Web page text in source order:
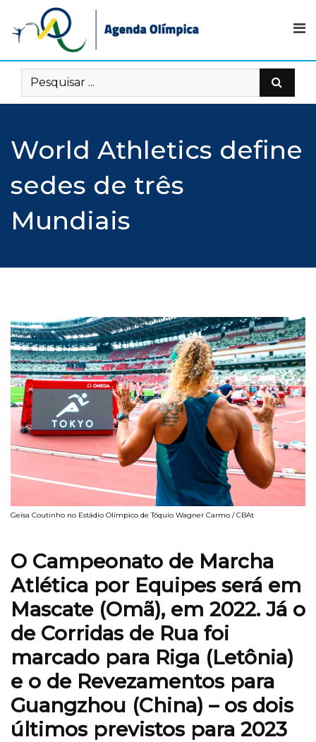
content
World Athletics define
sedes de três
Mundiais
Geisa Coutinho no Estádio Olímpico de Tóquio Wagner Carmo / CBAt
O Campeonato de Marcha
Atlética por Equipes será em
Mascate (Omã), em 2022. Já o
de Corridas de Rua foi
marcado para Riga (Letônia)
e o de Revezamentos para
Guangzhou (China) – os dois
últimos previstos para 2023